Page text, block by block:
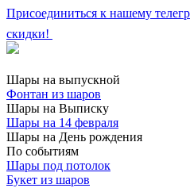
Присоединиться к нашему
скидки!
Шары на выпускной
Фонтан из шаров
Шары на Выписку
Шары на 14 февраля
Шары на День рождения
По событиям
Шары под потолок
Букет из шаров